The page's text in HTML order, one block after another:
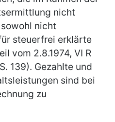
nicht
nicht
steuerfrei erklärte
vom 2.8.1974, VI R
139). Gezahlte und
sind bei
zu